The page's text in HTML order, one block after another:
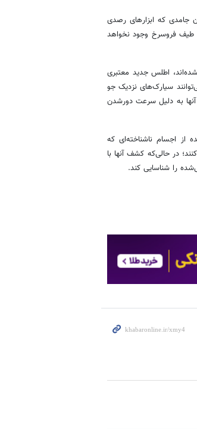
جامدی که ابزارهای رصدی
طیف فروسرخ وجود نخواهد
اطلس جدید معتبری
سیارک‌های نزدیک جو
آنها به دلیل سرعت دورشدن
از اجسام ناشناخته‌ای که
در حالی‌که کشف آنها با
را شناسایی کند.